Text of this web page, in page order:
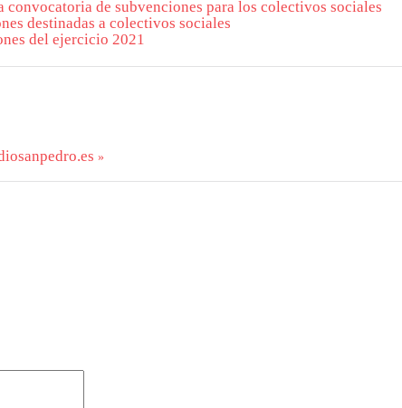
convocatoria de subvenciones para los colectivos sociales
destinadas a colectivos sociales
del ejercicio 2021